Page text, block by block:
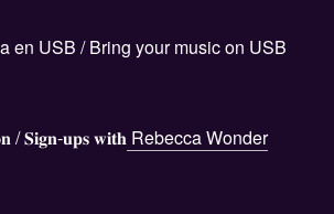
en USB / Bring your music on USB
/ 𝐒𝐢𝐠𝐧-𝐮𝐩𝐬 𝐰𝐢𝐭𝐡 Rebecca Wonder